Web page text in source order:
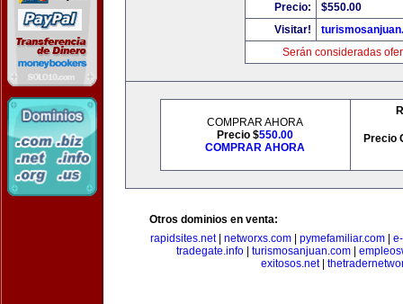
Precio:
$550.00
Visitar!
Serán consideradas
COMPRAR AHORA
Precio $550.00
COMPRAR AHORA
Precio
Otros dominios en venta:
rapidsites.net| networxs.com| pymefamiliar.com|
tradegate.info| turismosanjuan.com|
exitosos.net|